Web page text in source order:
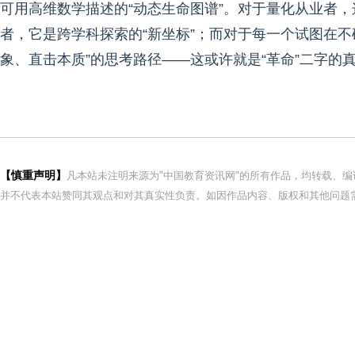
可用高维数学描述的“动态生命图谱”。对于量化从业者
者，它是跨学科探索的“新坐标”；而对于每一个试图在
象、直击本质”的思考路径——这或许就是“革命”二字的
【慎重声明】
凡本站未注明来源为"中国教育资讯网"的所有作品，均转载、
并不代表本站赞同其观点和对其真实性负责。如因作品内容、版权和其他问